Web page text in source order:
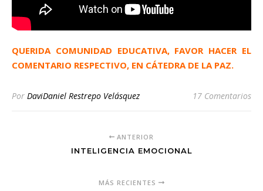
QUERIDA COMUNIDAD EDUCATIVA, FAVOR HACER EL
COMENTARIO RESPECTIVO, EN CÁTEDRA DE LA PAZ.
Por DaviDaniel Restrepo Velásquez 17 Comentarios
ANTERIOR
INTELIGENCIA EMOCIONAL
MÁS RECIENTES